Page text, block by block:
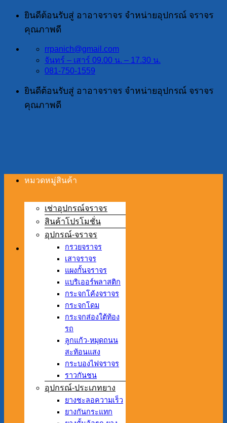
ข้าม
เนื้อหา
ยินดีต้อนรับสู่ อาอาจราจร จำหน่ายอุปกรณ์ จราจร
คุณภาพดี
rrpanich@gmail.com
จันทร์ – เสาร์ 09.00 น. – 17.30 น.
081-750-1559
ยินดีต้อนรับสู่ อาอาจราจร จำหน่ายอุปกรณ์ จราจร
คุณภาพดี
หมวดหมู่สินค้า
เช่าอุปกรณ์จราจร
สินค้าโปรโมชั่น
อุปกรณ์-จราจร
กรวยจราจร
เสาจราจร
แผงกั้นจราจร
แบริเออร์พลาสติก
กระจกโค้งจราจร
กระจกโดม
กระจกส่องใต้ท้อง
รถ
ลูกแก้ว-หมุดถนน
สะท้อนแสง
กระบองไฟจราจร
ราวกันชน
อุปกรณ์-ประเภทยาง
ยางชะลอความเร็ว
ยางกันกระแทก